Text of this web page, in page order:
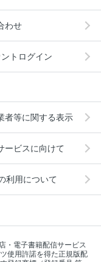
わせ
トログイン
者等に関する表示
ービスに向けて
利用について
・電子書籍配信サービス
使用許諾を得た正規版配